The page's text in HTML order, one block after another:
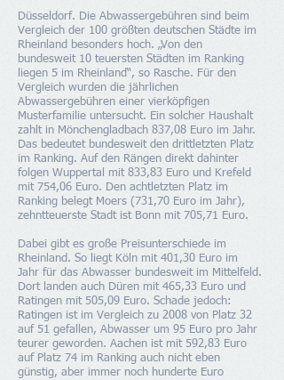
Düsseldorf. Die Abwassergebühren sind beim
Vergleich der 100 größten deutschen Städte im
Rheinland besonders hoch. „Von den
bundesweit 10 teuersten Städten im Ranking
liegen 5 im Rheinland“, so Rasche. Für den
Vergleich wurden die jährlichen
Abwassergebühren einer vierköpfigen
Musterfamilie untersucht. Ein solcher Haushalt
zahlt in Mönchengladbach 837,08 Euro im Jahr.
Das bedeutet bundesweit den drittletzten Platz
im Ranking. Auf den Rängen direkt dahinter
folgen Wuppertal mit 833,83 Euro und Krefeld
mit 754,06 Euro. Den achtletzten Platz im
Ranking belegt Moers (731,70 Euro im Jahr),
zehntteuerste Stadt ist Bonn mit 705,71 Euro.
Dabei gibt es große Preisunterschiede im
Rheinland. So liegt Köln mit 401,30 Euro im
Jahr für das Abwasser bundesweit im Mittelfeld.
Dort landen auch Düren mit 465,33 Euro und
Ratingen mit 505,09 Euro. Schade jedoch:
Ratingen ist im Vergleich zu 2008 von Platz 32
auf 51 gefallen, Abwasser um 95 Euro pro Jahr
teurer geworden. Aachen ist mit 592,83 Euro
auf Platz 74 im Ranking auch nicht eben
günstig, aber immer noch hunderte Euro